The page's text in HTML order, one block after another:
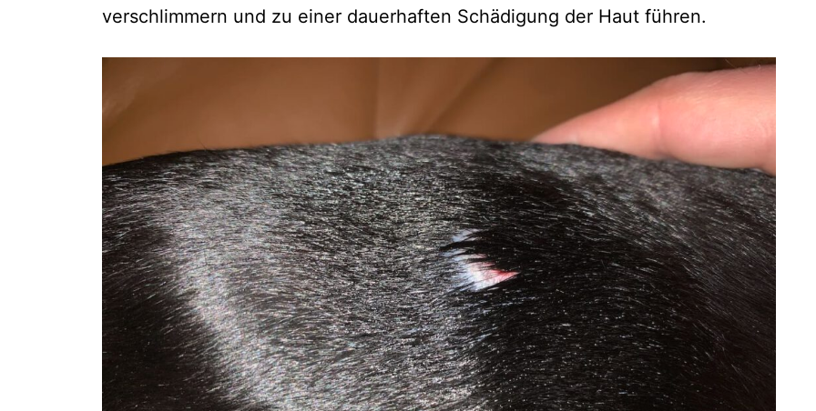
verschlimmern und zu einer dauerhaften Schädigung der Haut führen.